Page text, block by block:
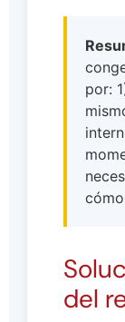
por:
del